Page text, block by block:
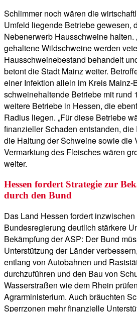
Schlimmer noch wären die
Umfeld liegende Betriebe gewesen,
Nebenerwerb Hausschweine halten.
gehaltene Wildschweine werden
Hausschweinebestand behandelt
betont die Stadt Mainz weiter.
einer Infektion allein im Kreis Mainz-
schweinehaltende Betriebe mit rund
weitere Betriebe in Hessen, die
Radius liegen. „Für diese Betriebe
finanzieller Schaden entstanden,
die Haltung der Schweine sowie die
Vermarktung des Fleisches wären
weiter.
Hessen fordert Strategie zur
durch den Bund
Das Land Hessen fordert
Bundesregierung deutlich stärkere
Bekämpfung der ASP: Der Bund
Unterstützung der Länder
entlang von Autobahnen und
durchzuführen und den Bau von
Wasserstraßen wie dem Rhein
Agrarministerium. Auch bräuchten
Sperrzonen mehr finanzielle